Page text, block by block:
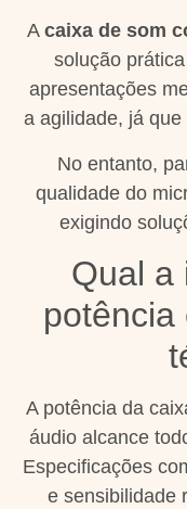
A caixa de som
solução
apresentações
a agilidade, já
No entanto,
qualidade do
exigindo
Qual a
potência
A potência da
áudio alcance
Especificações
e sensibilidade